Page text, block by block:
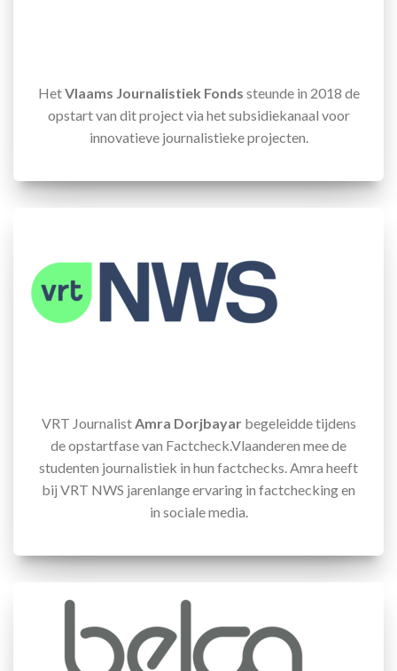
HetVlaams Journalistiek Fonds steunde in 2018 de
opstart van dit project via het subsidiekanaal voor
innovatieve journalistieke projecten.
VRT Journalist Amra Dorjbayarbegeleidde tijdens
de opstartfase van Factcheck.Vlaanderen mee de
studenten journalistiek in hun factchecks. Amra heeft
bij VRT NWS jarenlange ervaring in factchecking en
in sociale media.